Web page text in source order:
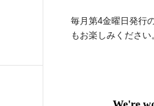
毎月第4金曜日発行
もお楽しみください。